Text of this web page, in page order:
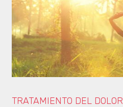
TRATAMIENTO DEL DOLOR